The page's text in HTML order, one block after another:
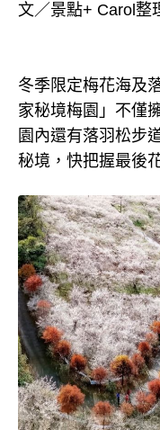
文／景點+ Carol整
冬季限定梅花海及
家秘境梅園」不僅
園內還有落羽松步
秘境，快把握最後